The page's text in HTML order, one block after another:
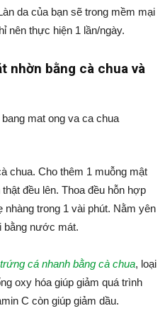
da của bạn sẽ trong mềm mại
nên thực hiện 1 lần/ngày.
nhờn bằng cà chua và
chua. Cho thêm 1 muỗng mật
đều lên. Thoa đều hỗn hợp
nhàng trong 1 vài phút. Nằm yên
bằng nước mát.
cá nhanh bằng cà chua, loại
oxy hóa giúp giảm quá trình
C còn giúp giảm dầu.